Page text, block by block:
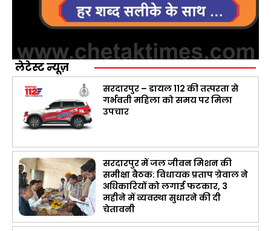
लेटेस्ट न्यूज़
सरदारपुर – डायल 112 की तत्परता से
गर्भवती महिला को समय पर मिला
उपचार
सरदारपुर में जल जीवन मिशन की
समीक्षा बैठक: विधायक प्रताप ग्रेवाल ने
अधिकारियों को लगाई फटकार, 3
महीने में व्यवस्था सुधारने की दी
चेतावनी